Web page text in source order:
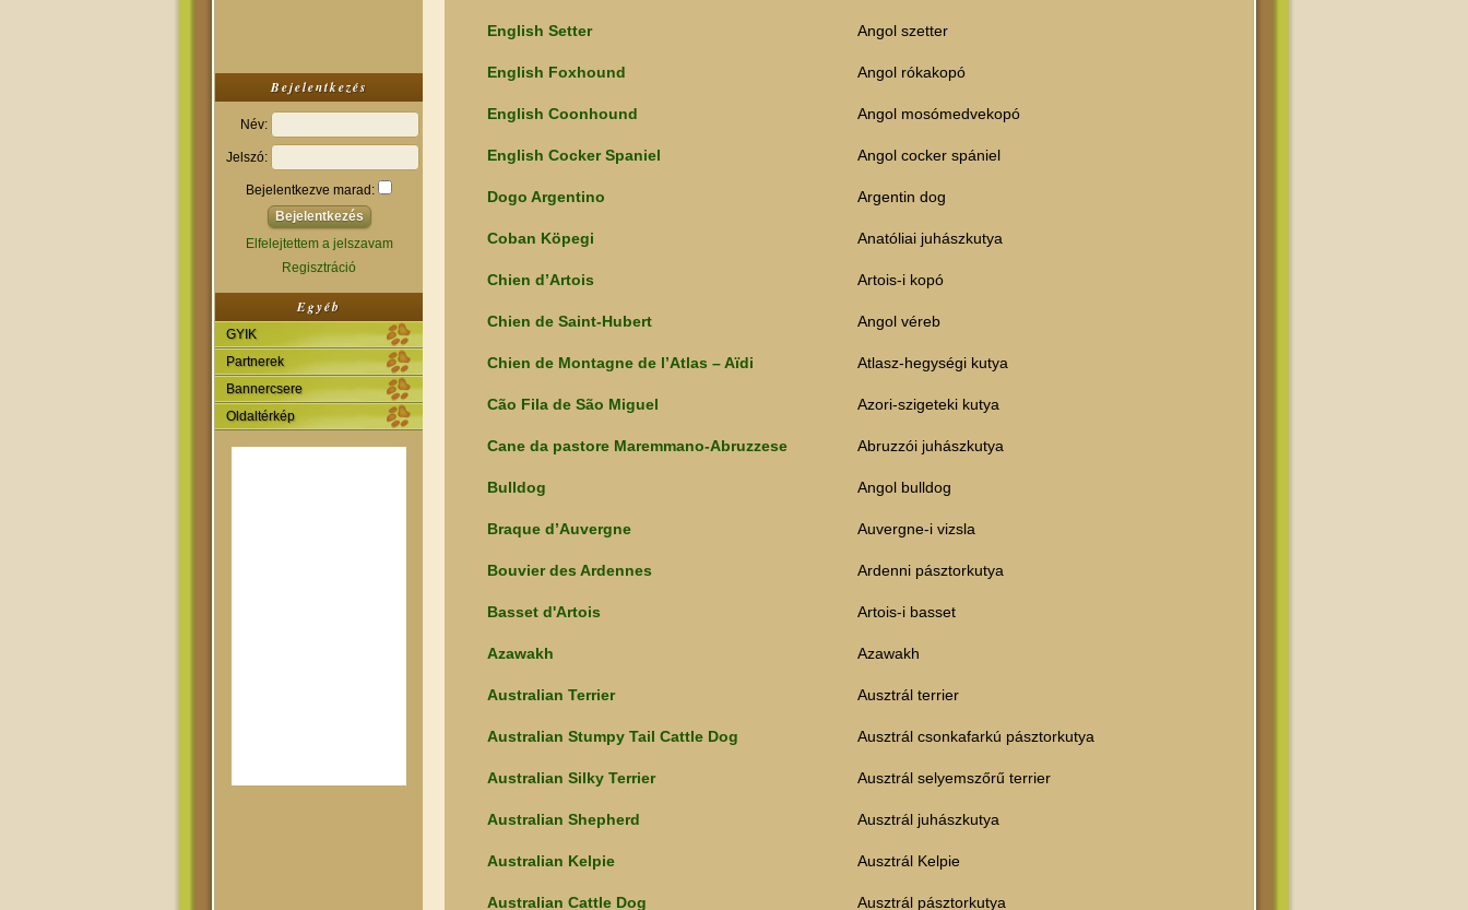
Bejelentkezés
Név:
Jelszó:
Bejelentkezve marad:
Elfelejtettem a jelszavam
Regisztráció
Egyéb
GYIK
Partnerek
Bannercsere
Oldaltérkép
English Setter Angol szetter
English Foxhound Angol rókakopó
English Coonhound Angol mosómedvekopó
English Cocker Spaniel Angol cocker spániel
Dogo Argentino Argentin dog
Coban Köpegi Anatóliai juhászkutya
Chien d’Artois Artois-i kopó
Chien de Saint-Hubert Angol véreb
Chien de Montagne de l’Atlas – Aïdi Atlasz-hegységi kutya
Cão Fila de São Miguel Azori-szigeteki kutya
Cane da pastore Maremmano-Abruzzese Abruzzói juhászkutya
Bulldog Angol bulldog
Braque d’Auvergne Auvergne-i vizsla
Bouvier des Ardennes Ardenni pásztorkutya
Basset d'Artois Artois-i basset
Azawakh Azawakh
Australian Terrier Ausztrál terrier
Australian Stumpy Tail Cattle Dog Ausztrál csonkafarkú pásztorkutya
Australian Silky Terrier Ausztrál selyemszőrű terrier
Australian Shepherd Ausztrál juhászkutya
Australian Kelpie Ausztrál Kelpie
Australian Cattle Dog Ausztrál pásztorkutya